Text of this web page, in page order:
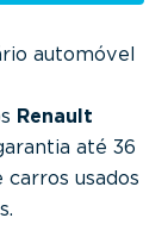
automóvel
Renault
até 36
carros usados